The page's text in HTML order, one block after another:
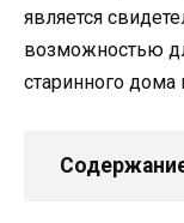
является
возможностью
старинного